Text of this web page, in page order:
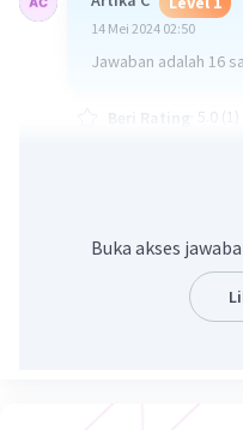
14 Mei 2024 02:50
Jawaban adalah 16
5.0 1
Buka akses